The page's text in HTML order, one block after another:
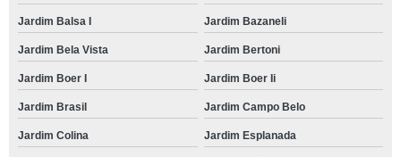
Jardim Balsa I Jardim Bazaneli
Jardim Bela Vista Jardim Bertoni
Jardim Boer I Jardim Boer Ii
Jardim Brasil Jardim Campo Belo
Jardim Colina Jardim Esplanada